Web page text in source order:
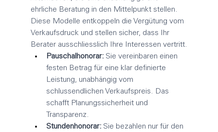
ehrliche Beratung in den Mittelpunkt stellen.
Diese Modelle entkoppeln die Vergütung vom
Verkaufsdruck und stellen sicher, dass Ihr
Berater ausschliesslich Ihre Interessen vertritt.
Pauschalhonorar: Sie vereinbaren einen
festen Betrag für eine klar definierte
Leistung, unabhängig vom
schlussendlichen Verkaufspreis. Das
schafft Planungssicherheit und
Transparenz.
Stundenhonorar: Sie bezahlen nur für den